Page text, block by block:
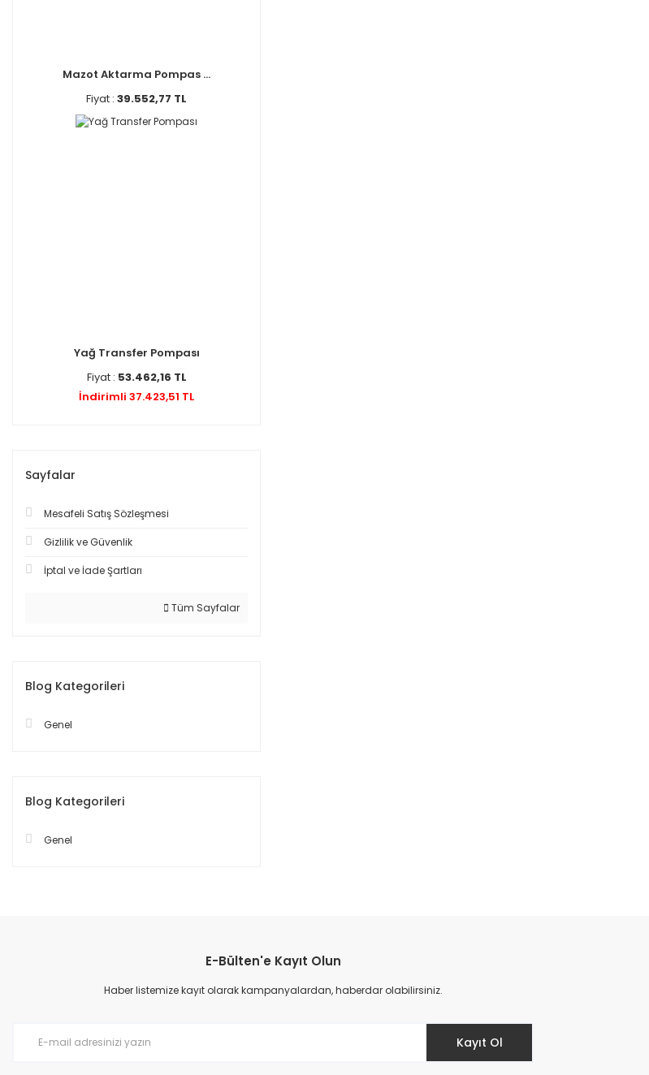
Mazot Aktarma Pompas ...
Fiyat : 39.552,77 TL
Yağ Transfer Pompası
Fiyat : 53.462,16 TL
İndirimli 37.423,51 TL
Sayfalar
Mesafeli Satış Sözleşmesi
Gizlilik ve Güvenlik
İptal ve İade Şartları
Tüm Sayfalar
Blog Kategorileri
Genel
Blog Kategorileri
Genel
E-Bülten'e Kayıt Olun
Haber listemize kayıt olarak kampanyalardan, haberdar olabilirsiniz.
Kayıt Ol